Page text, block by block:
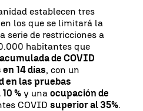
establecen tres
los que se limitará la
serie de restricciones a
habitantes que
de COVID
14 días, con un
en las pruebas
% y una ocupación de
COVID superior al 35%.